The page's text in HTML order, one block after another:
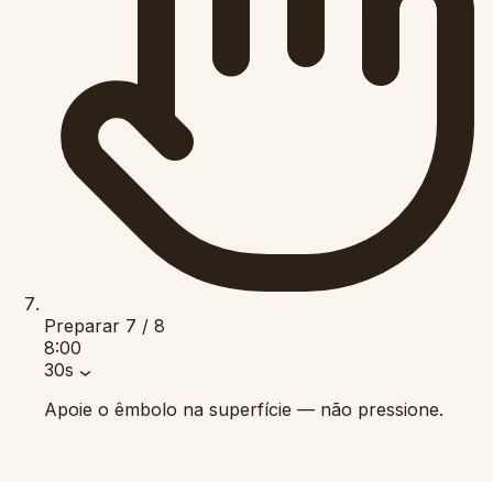
Preparar 7 / 8
8:00
30s
Apoie o êmbolo na superfície — não pressione.